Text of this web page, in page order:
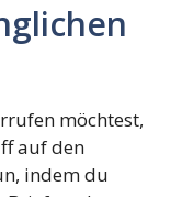
möchtest,
auf den
indem du